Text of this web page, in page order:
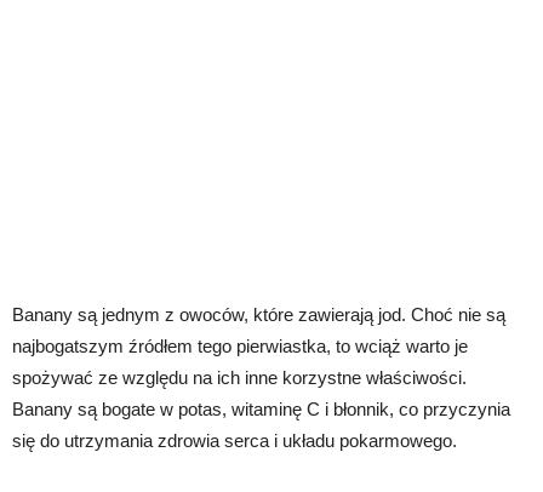
Banany są jednym z owoców, które zawierają jod. Choć nie są
najbogatszym źródłem tego pierwiastka, to wciąż warto je
spożywać ze względu na ich inne korzystne właściwości.
Banany są bogate w potas, witaminę C i błonnik, co przyczynia
się do utrzymania zdrowia serca i układu pokarmowego.